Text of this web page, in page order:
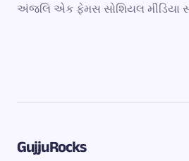
અંજલિ એક ફેમસ સોશિયલ મીડિયા
GujjuRocks